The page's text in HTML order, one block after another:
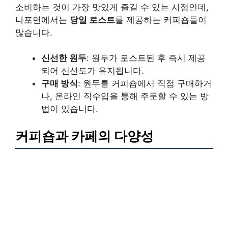
소비하는 것이 가장 맛있게 즐길 수 있는 시점인데,
나포면에서는 당일 로스트를 제공하는 커피숍들이
많습니다.
신선한 원두: 원두가 로스트된 후 즉시 제공
되어 신선도가 유지됩니다.
구매 방식: 원두를 커피숍에서 직접 구매하거
나, 온라인 직수입을 통해 주문할 수 있는 방
법이 있습니다.
커피숍과 카페의 다양성